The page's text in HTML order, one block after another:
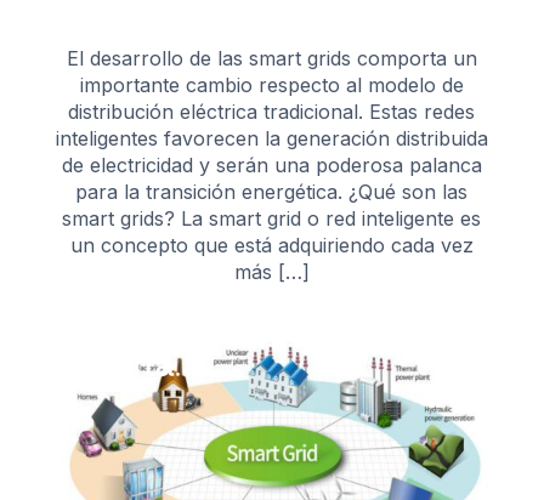
El desarrollo de las smart grids comporta un
importante cambio respecto al modelo de
distribución eléctrica tradicional. Estas redes
inteligentes favorecen la generación distribuida
de electricidad y serán una poderosa palanca
para la transición energética. ¿Qué son las
smart grids? La smart grid o red inteligente es
un concepto que está adquiriendo cada vez
más […]